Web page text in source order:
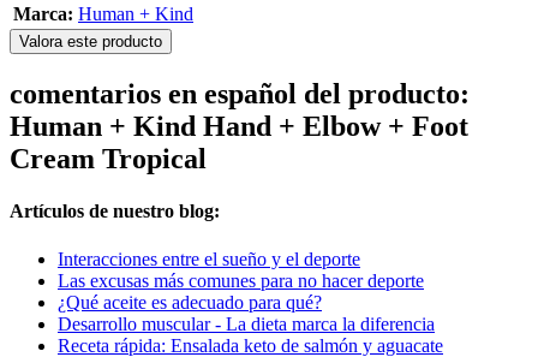
Marca: Human + Kind
Valora este producto
comentarios en español del producto:
Human + Kind Hand + Elbow + Foot
Cream Tropical
Artículos de nuestro blog:
Interacciones entre el sueño y el deporte
Las excusas más comunes para no hacer deporte
¿Qué aceite es adecuado para qué?
Desarrollo muscular - La dieta marca la diferencia
Receta rápida: Ensalada keto de salmón y aguacate